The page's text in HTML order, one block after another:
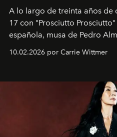
A lo largo de treinta años de
17 con "Prosciutto
española, musa de Pedro
Barcelona", ha dividido su
dirigida por Maggie
10.02.2026 por Carrie Wittmer